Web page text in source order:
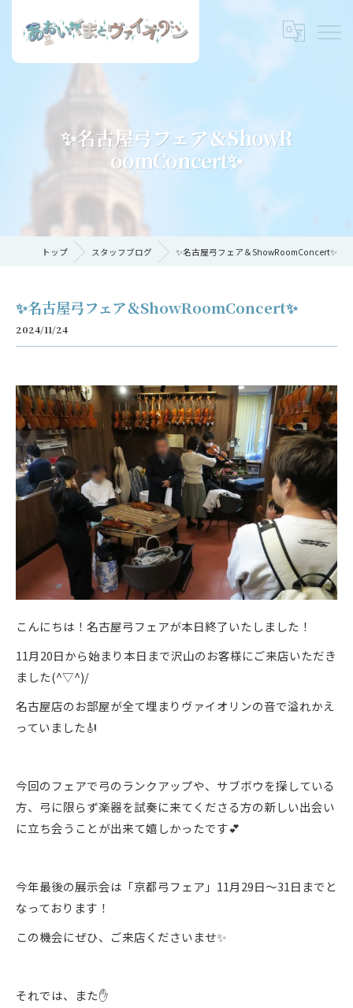
✨名古屋弓フェア＆ShowR
oomConcert✨
トップ スタッフブログ ✨名古屋弓フェア＆ShowRoomConcert✨
✨名古屋弓フェア＆ShowRoomConcert✨
2024/11/24
こんにちは！名古屋弓フェアが本日終了いたしました！
11月20日から始まり本日まで沢山のお客様にご来店いただき
ました(^▽^)/
名古屋店のお部屋が全て埋まりヴァイオリンの音で溢れかえ
っていました🎻
今回のフェアで弓のランクアップや、サブボウを探している
方、弓に限らず楽器を試奏に来てくださる方の新しい出会い
に立ち会うことが出来て嬉しかったです💕
今年最後の展示会は「京都弓フェア」11月29日～31日までと
なっております！
この機会にぜひ、ご来店くださいませ✨
それでは、また✋